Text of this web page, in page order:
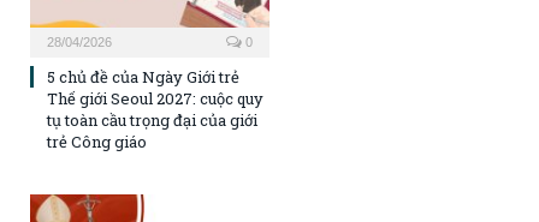
28/04/2026 0
5 chủ đề của Ngày Giới trẻ
Thế giới Seoul 2027: cuộc quy
tụ toàn cầu trọng đại của giới
trẻ Công giáo